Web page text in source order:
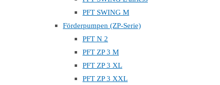
PFT SWING M
Förderpumpen (ZP-Serie)
PFT N 2
PFT ZP 3 M
PFT ZP 3 XL
PFT ZP 3 XXL